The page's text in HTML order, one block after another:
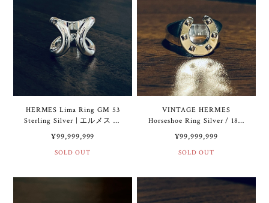
HERMES Lima Ring GM 53
Sterling Silver | エルメス リ
ング シルバー
¥99,999,999
SOLD OUT
VINTAGE HERMES
Horseshoe Ring Silver / 18K
ス ホースシュー リング シル
バー / 18K ゴールド
¥99,999,999
SOLD OUT